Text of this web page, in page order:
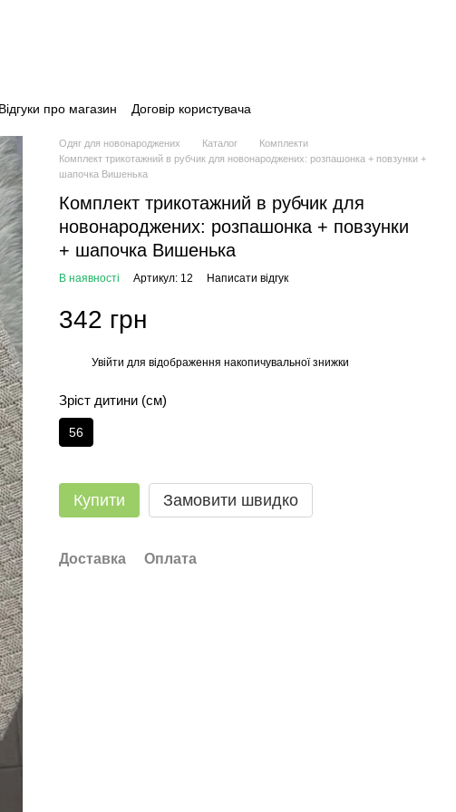
Відгуки про магазин Договір користувача
Одяг для новонароджених Каталог
Комплекти
Комплект трикотажний в рубчик для новонароджених: розпашонка + повзунки +
шапочка Вишенька
Комплект трикотажний в рубчик для
новонароджених: розпашонка + повзунки
+ шапочка Вишенька
В наявності Артикул: 12 Написати відгук
342 грн
Увійти для відображення накопичувальної знижки
Зріст дитини (см)
56
Купити Замовити швидко
Доставка Оплата